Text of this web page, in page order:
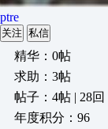
ptre
关注 私信
精华：0帖
求助：3帖
帖子：4帖 | 28回
年度积分：96